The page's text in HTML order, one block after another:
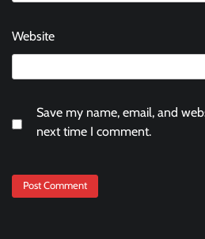
Website
Save my name, email, and
next time I comment.